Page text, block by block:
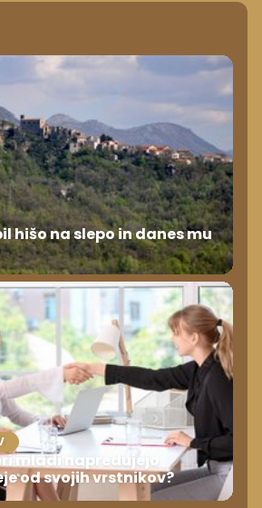
hišo na slepo in danes mu
mladi napredujejo
od svojih vrstnikov?